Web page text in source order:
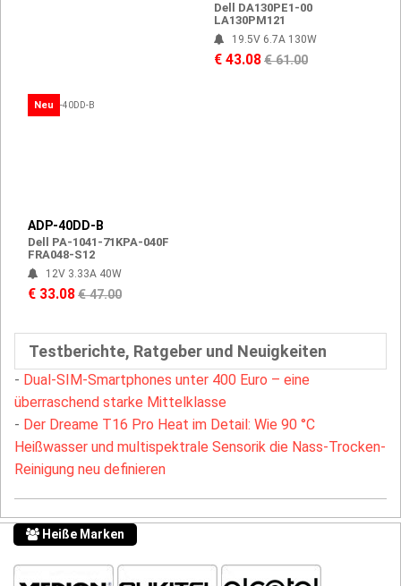
Dell DA130PE1-00
LA130PM121
19.5V 6.7A 130W
€ 43.08€ 61.00
Neu
ADP-40DD-B
Dell PA-1041-71KPA-040F
FRA048-S12
12V 3.33A 40W
€ 33.08€ 47.00
Testberichte, Ratgeber und Neuigkeiten
- Dual-SIM-Smartphones unter 400 Euro – eine
überraschend starke Mittelklasse
- Der Dreame T16 Pro Heat im Detail: Wie 90 °C
Heißwasser und multispektrale Sensorik die Nass-Trocken-
Reinigung neu definieren
Heiße Marken